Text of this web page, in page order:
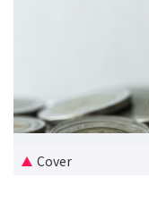
新盘优越按揭优惠
中原按揭标签优惠
Cover